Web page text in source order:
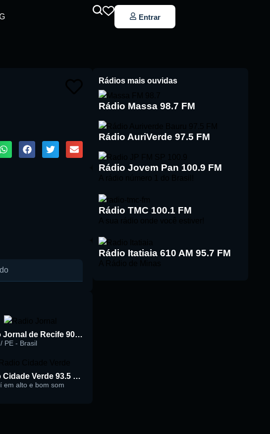
Entrar
Rádio Jornal de Recife 90.3 FM
PE - Brasil
Rádio Cidade Verde 93.5 FM
em alto e bom som
Rádios mais ouvidas
Rádio Massa 98.7 FM
Rádio AuriVerde 97.5 FM
Rádio Jovem Pan 100.9 FM
Rádio TMC 100.1 FM
Rádio Itatiaia 610 AM 95.7 FM